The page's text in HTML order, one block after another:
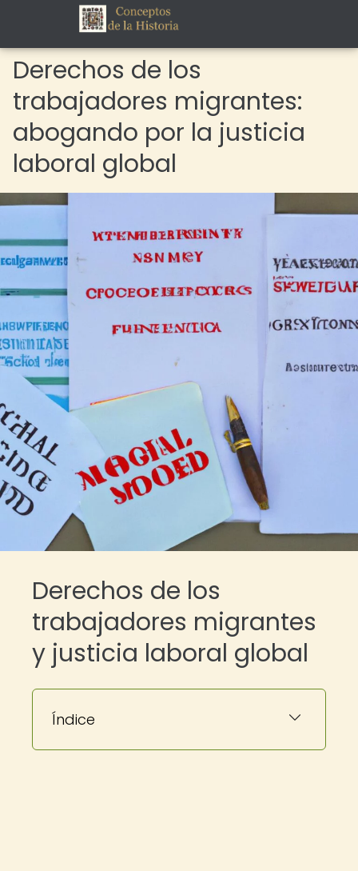
Derechos de los
trabajadores migrantes:
abogando por la justicia
laboral global
Derechos de los
trabajadores migrantes
y justicia laboral global
Índice